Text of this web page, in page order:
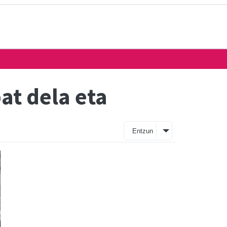
dela eta
Entzun